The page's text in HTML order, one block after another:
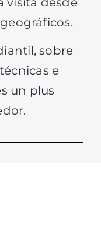
sobre
e
un plus